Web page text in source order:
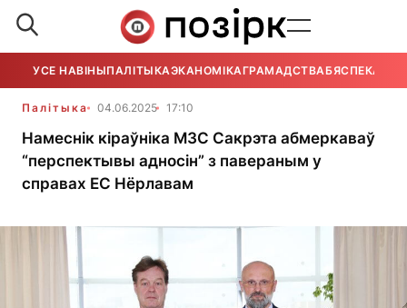
УСЕ НАВІНЫПАЛІТЫКАЭКАНОМІКАГРАМАДСТВАБЯСПЕКА
Палітыка 04.06.2025 17:10
Намеснік кіраўніка МЗС Сакрэта абмеркаваў
“перспектывы адносін” з павераным у
справах ЕС Нёрлавам